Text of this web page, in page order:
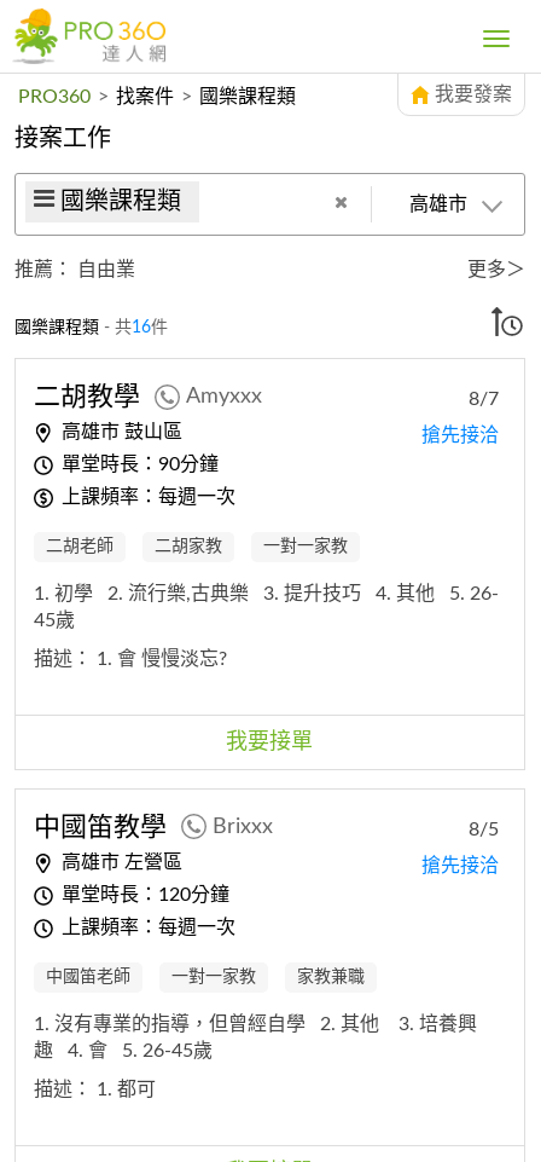
Toggle
PRO360 > 找案件 > 國樂課程類 我要發案
接案工作
國樂課程類 高雄市
推薦： 自由業 更多＞
國樂課程類 - 共16件
二胡教學 Amyxxx
高雄市 鼓山區
單堂時長：90分鐘
上課頻率：每週一次
8/7
搶先接洽
二胡老師 二胡家教 一對一家教
1. 初學 2. 流行樂,古典樂 3. 提升技巧 4. 其他
5. 26-
45歲
描述： 1. 會 慢慢淡忘?
我要接單
中國笛教學 Brixxx
高雄市 左營區
單堂時長：120分鐘
上課頻率：每週一次
8/5
搶先接洽
中國笛老師 一對一家教 家教兼職
1. 沒有專業的指導，但曾經自學 2. 其他
3. 培養興
趣
4. 會
5. 26-45歲
描述： 1. 都可